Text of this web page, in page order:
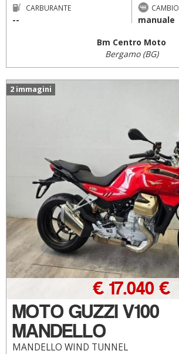
CARBURANTE
--
CAMBIO
manuale
Bm Centro Moto
Bergamo (BG)
2 immagini
MOTO GUZZI V100
MANDELLO
MANDELLO WIND TUNNEL
€ 17.040 €